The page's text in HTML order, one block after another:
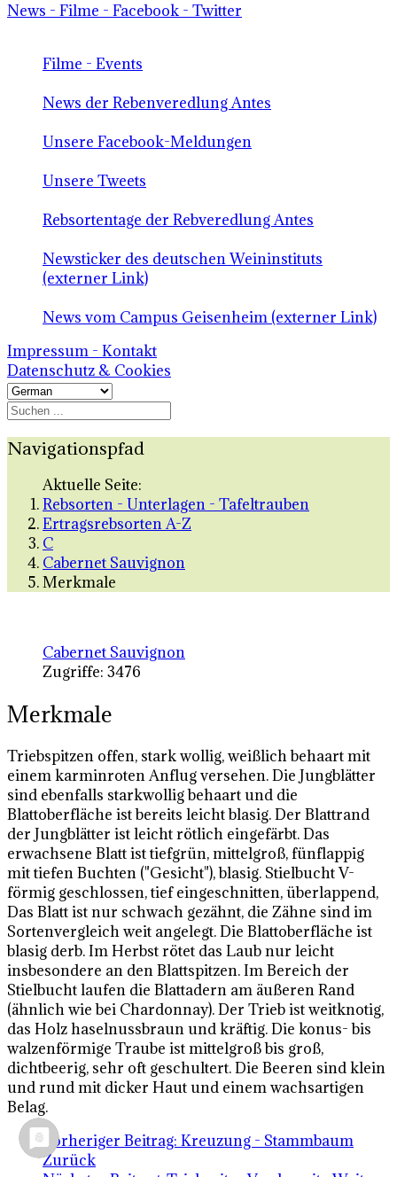
News - Filme - Facebook - Twitter
Filme - Events
News der Rebenveredlung Antes
Unsere Facebook-Meldungen
Unsere Tweets
Rebsortentage der Rebveredlung Antes
Newsticker des deutschen Weininstituts
(externer Link)
News vom Campus Geisenheim (externer Link)
Impressum - Kontakt
Datenschutz & Cookies
Navigationspfad
Aktuelle Seite:
Rebsorten - Unterlagen - Tafeltrauben
Ertragsrebsorten A-Z
C
Cabernet Sauvignon
Merkmale
Cabernet Sauvignon
Zugriffe: 3476
Merkmale
Triebspitzen offen, stark wollig, weißlich behaart mit
einem karminroten Anflug versehen. Die Jungblätter
sind ebenfalls starkwollig behaart und die
Blattoberfläche ist bereits leicht blasig. Der Blattrand
der Jungblätter ist leicht rötlich eingefärbt. Das
erwachsene Blatt ist tiefgrün, mittelgroß, fünflappig
mit tiefen Buchten ("Gesicht"), blasig. Stielbucht V-
förmig geschlossen, tief eingeschnitten, überlappend,
Das Blatt ist nur schwach gezähnt, die Zähne sind im
Sortenvergleich weit angelegt. Die Blattoberfläche ist
blasig derb. Im Herbst rötet das Laub nur leicht
insbesondere an den Blattspitzen. Im Bereich der
Stielbucht laufen die Blattadern am äußeren Rand
(ähnlich wie bei Chardonnay). Der Trieb ist weitknotig,
das Holz haselnussbraun und kräftig. Die konus- bis
walzenförmige Traube ist mittelgroß bis groß,
dichtbeerig, sehr oft geschultert. Die Beeren sind klein
und rund mit dicker Haut und einem wachsartigen
Belag.
Vorheriger Beitrag: Kreuzung - Stammbaum
Zurück